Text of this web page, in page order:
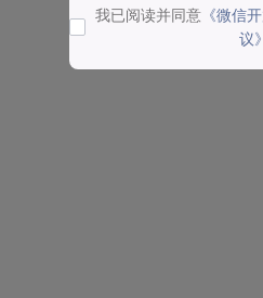
我已阅读并同意 《微信
议》